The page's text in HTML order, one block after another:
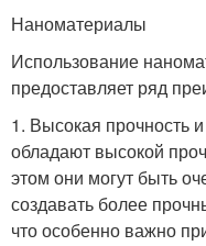
Наноматериалы
Использование
предоставляет ряд
1. Высокая прочность
обладают высокой
этом они могут быть
создавать более
что особенно важно